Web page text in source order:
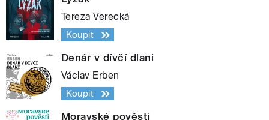
Tereza Verecká
Koupit
Denár v dívčí dlani
Václav Erben
Koupit
Moravské pověsti